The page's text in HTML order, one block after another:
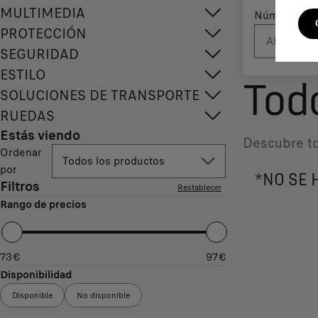
MULTIMEDIA
PROTECCIÓN
SEGURIDAD
ESTILO
SOLUCIONES DE TRANSPORTE
RUEDAS
Estás viendo
Ordenar
por
Todos los productos
Filtros Restablecer
Rango de precios
73€ 97€
Disponibilidad
Disponible No disponible
Número de
Descubre
*NO SE